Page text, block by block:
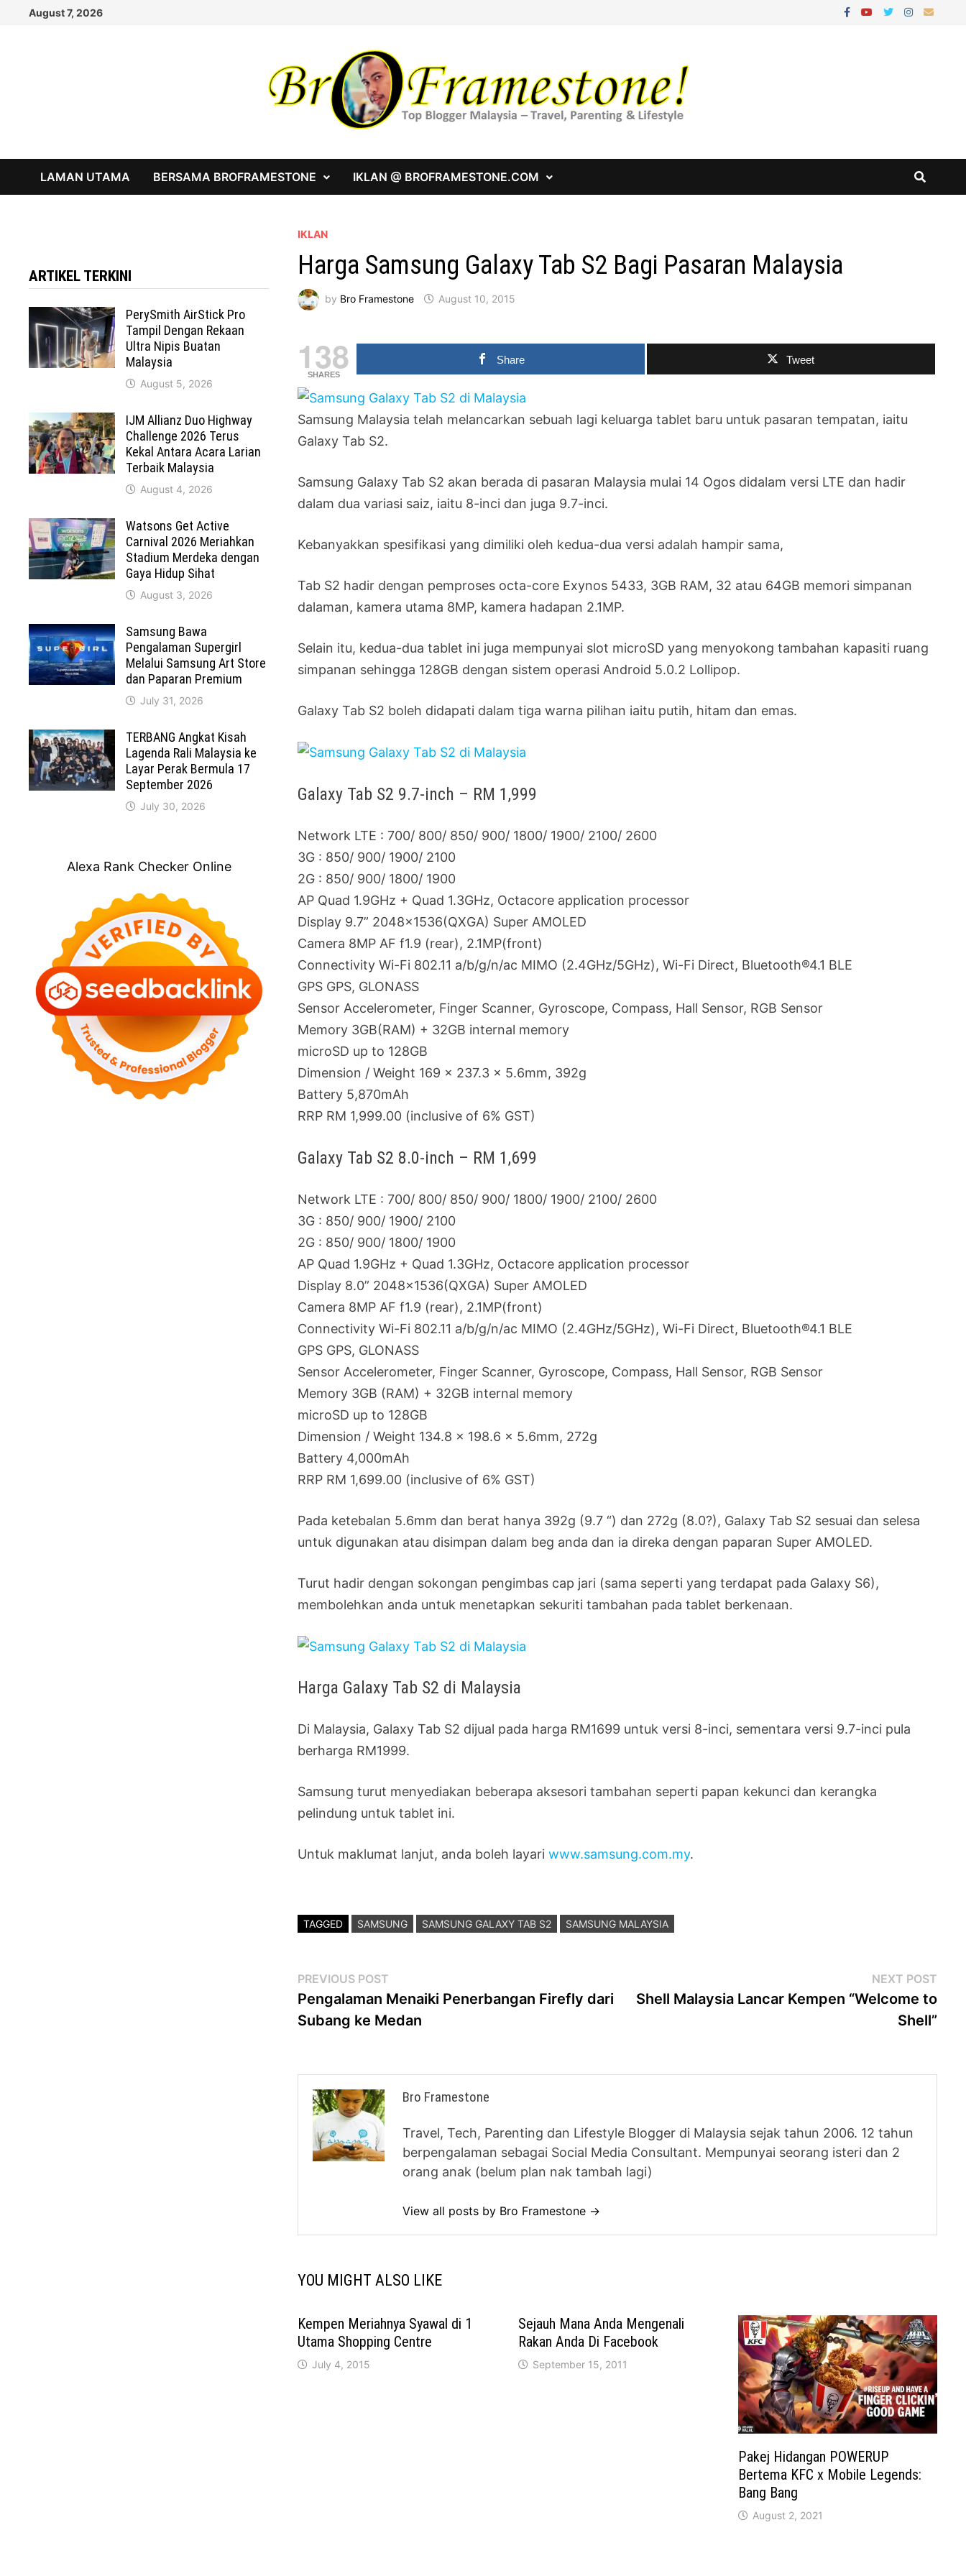
August 7, 2026
LAMAN UTAMA BERSAMA BROFRAMESTONE IKLAN @ BROFRAMESTONE.COM
IKLAN
Harga Samsung Galaxy Tab S2 Bagi Pasaran Malaysia
by Bro Framestone August 10, 2015
138
SHARES
Share Tweet
Samsung Malaysia telah melancarkan sebuah lagi keluarga tablet baru untuk pasaran tempatan, iaitu
Galaxy Tab S2.
Samsung Galaxy Tab S2 akan berada di pasaran Malaysia mulai 14 Ogos didalam versi LTE dan hadir
dalam dua variasi saiz, iaitu 8-inci dan juga 9.7-inci.
Kebanyakkan spesifikasi yang dimiliki oleh kedua-dua versi adalah hampir sama,
Tab S2 hadir dengan pemproses octa-core Exynos 5433, 3GB RAM, 32 atau 64GB memori simpanan
dalaman, kamera utama 8MP, kamera hadapan 2.1MP.
Selain itu, kedua-dua tablet ini juga mempunyai slot microSD yang menyokong tambahan kapasiti ruang
simpanan sehingga 128GB dengan sistem operasi Android 5.0.2 Lollipop.
Galaxy Tab S2 boleh didapati dalam tiga warna pilihan iaitu putih, hitam dan emas.
Galaxy Tab S2 9.7-inch – RM 1,999
Network LTE : 700/ 800/ 850/ 900/ 1800/ 1900/ 2100/ 2600
3G : 850/ 900/ 1900/ 2100
2G : 850/ 900/ 1800/ 1900
AP Quad 1.9GHz + Quad 1.3GHz, Octacore application processor
Display 9.7” 2048×1536(QXGA) Super AMOLED
Camera 8MP AF f1.9 (rear), 2.1MP(front)
Connectivity Wi-Fi 802.11 a/b/g/n/ac MIMO (2.4GHz/5GHz), Wi-Fi Direct, Bluetooth®4.1 BLE
GPS GPS, GLONASS
Sensor Accelerometer, Finger Scanner, Gyroscope, Compass, Hall Sensor, RGB Sensor
Memory 3GB(RAM) + 32GB internal memory
microSD up to 128GB
Dimension / Weight 169 x 237.3 x 5.6mm, 392g
Battery 5,870mAh
RRP RM 1,999.00 (inclusive of 6% GST)
Galaxy Tab S2 8.0-inch – RM 1,699
Network LTE : 700/ 800/ 850/ 900/ 1800/ 1900/ 2100/ 2600
3G : 850/ 900/ 1900/ 2100
2G : 850/ 900/ 1800/ 1900
AP Quad 1.9GHz + Quad 1.3GHz, Octacore application processor
Display 8.0” 2048×1536(QXGA) Super AMOLED
Camera 8MP AF f1.9 (rear), 2.1MP(front)
Connectivity Wi-Fi 802.11 a/b/g/n/ac MIMO (2.4GHz/5GHz), Wi-Fi Direct, Bluetooth®4.1 BLE
GPS GPS, GLONASS
Sensor Accelerometer, Finger Scanner, Gyroscope, Compass, Hall Sensor, RGB Sensor
Memory 3GB (RAM) + 32GB internal memory
microSD up to 128GB
Dimension / Weight 134.8 x 198.6 x 5.6mm, 272g
Battery 4,000mAh
RRP RM 1,699.00 (inclusive of 6% GST)
Pada ketebalan 5.6mm dan berat hanya 392g (9.7 “) dan 272g (8.0?), Galaxy Tab S2 sesuai dan selesa
untuk digunakan atau disimpan dalam beg anda dan ia direka dengan paparan Super AMOLED.
Turut hadir dengan sokongan pengimbas cap jari (sama seperti yang terdapat pada Galaxy S6),
membolehkan anda untuk menetapkan sekuriti tambahan pada tablet berkenaan.
Harga Galaxy Tab S2 di Malaysia
Di Malaysia, Galaxy Tab S2 dijual pada harga RM1699 untuk versi 8-inci, sementara versi 9.7-inci pula
berharga RM1999.
Samsung turut menyediakan beberapa aksesori tambahan seperti papan kekunci dan kerangka
pelindung untuk tablet ini.
Untuk maklumat lanjut, anda boleh layariwww.samsung.com.my.
TAGGED SAMSUNG SAMSUNG GALAXY TAB S2 SAMSUNG MALAYSIA
Post
navigation
PREVIOUS POST
post:
Pengalaman Menaiki Penerbangan Firefly dari
Subang ke Medan
NEXT POSTNext
Shell Malaysia Lancar Kempen “Welcome to
Shell”
Bro Framestone
Travel, Tech, Parenting dan Lifestyle Blogger di Malaysia sejak tahun 2006. 12 tahun
berpengalaman sebagai Social Media Consultant. Mempunyai seorang isteri dan 2
orang anak (belum plan nak tambah lagi)
View all posts by Bro Framestone →
YOU MIGHT ALSO LIKE
Kempen Meriahnya Syawal di 1
Utama Shopping Centre
July 4, 2015
Sejauh Mana Anda Mengenali
Rakan Anda Di Facebook
September 15, 2011
Pakej Hidangan POWERUP
Bertema KFC x Mobile Legends:
Bang Bang
August 2, 2021
ARTIKEL TERKINI
PerySmith AirStick Pro
Tampil Dengan Rekaan
Ultra Nipis Buatan
Malaysia
August 5, 2026
IJM Allianz Duo Highway
Challenge 2026 Terus
Kekal Antara Acara Larian
Terbaik Malaysia
August 4, 2026
Watsons Get Active
Carnival 2026 Meriahkan
Stadium Merdeka dengan
Gaya Hidup Sihat
August 3, 2026
Samsung Bawa
Pengalaman Supergirl
Melalui Samsung Art Store
dan Paparan Premium
July 31, 2026
TERBANG Angkat Kisah
Lagenda Rali Malaysia ke
Layar Perak Bermula 17
September 2026
July 30, 2026
Alexa Rank Checker Online